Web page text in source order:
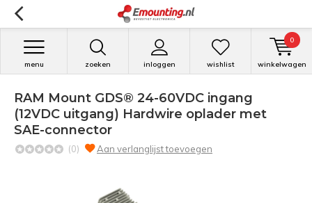
zoeken inloggen
menu wishlist winkelwagen
0
RAM Mount GDS® 24-60VDC ingang
(12VDC uitgang) Hardwire oplader met
SAE-connector
(0) Aan verlanglijst toevoegen